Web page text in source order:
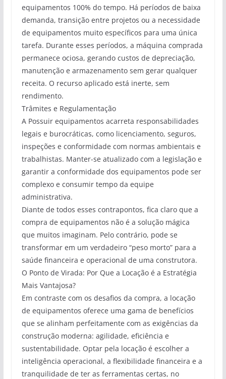
equipamentos 100% do tempo. Há períodos de baixa
demanda, transição entre projetos ou a necessidade
de equipamentos muito específicos para uma única
tarefa. Durante esses períodos, a máquina comprada
permanece ociosa, gerando custos de depreciação,
manutenção e armazenamento sem gerar qualquer
receita. O recurso aplicado está inerte, sem
rendimento.
Trâmites e Regulamentação
A Possuir equipamentos acarreta responsabilidades
legais e burocráticas, como licenciamento, seguros,
inspeções e conformidade com normas ambientais e
trabalhistas. Manter-se atualizado com a legislação e
garantir a conformidade dos equipamentos pode ser
complexo e consumir tempo da equipe
administrativa.
Diante de todos esses contrapontos, fica claro que a
compra de equipamentos não é a solução mágica
que muitos imaginam. Pelo contrário, pode se
transformar em um verdadeiro “peso morto” para a
saúde financeira e operacional de uma construtora.
O Ponto de Virada: Por Que a Locação é a Estratégia
Mais Vantajosa?
Em contraste com os desafios da compra, a locação
de equipamentos oferece uma gama de benefícios
que se alinham perfeitamente com as exigências da
construção moderna: agilidade, eficiência e
sustentabilidade. Optar pela locação é escolher a
inteligência operacional, a flexibilidade financeira e a
tranquilidade de ter as ferramentas certas, no